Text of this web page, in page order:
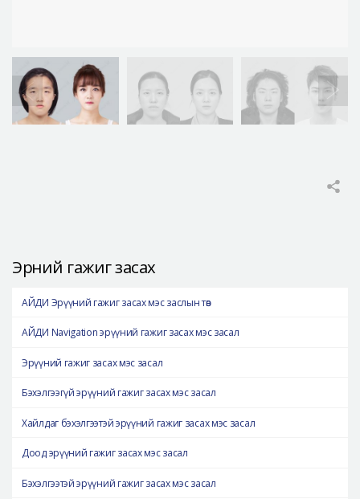
Эрүүний гажиг засах
АЙДИ Эрүүний гажиг засах мэс заслын төв
АЙДИ Navigation эрүүний гажиг засах мэс засал
Эрүүний гажиг засах мэс засал
Бэхэлгээгүй эрүүний гажиг засах мэс засал
Хайлдаг бэхэлгээтэй эрүүний гажиг засах мэс засал
Доод эрүүний гажиг засах мэс засал
Бэхэлгээтэй эрүүний гажиг засах мэс засал